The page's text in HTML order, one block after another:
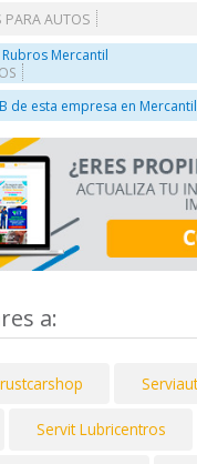
PARA AUTOS
Mercantil
de esta empresa en
a:
Servit Lubricentros